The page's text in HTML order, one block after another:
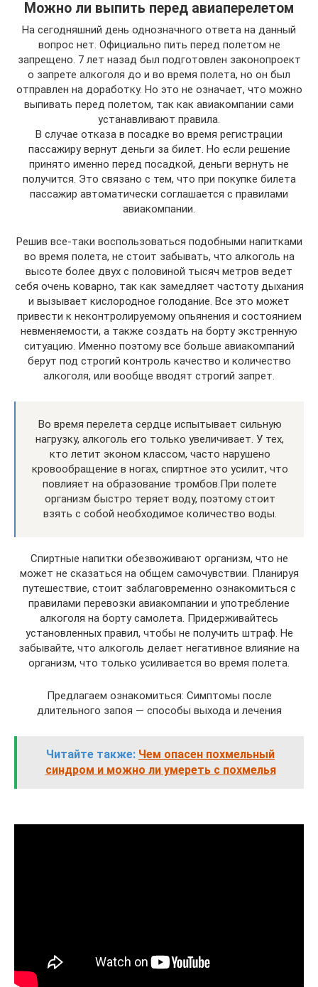
Можно ли выпить перед авиаперелетом
На сегодняшний день однозначного ответа на данный
вопрос нет. Официально пить перед полетом не
запрещено. 7 лет назад был подготовлен законопроект
о запрете алкоголя до и во время полета, но он был
отправлен на доработку. Но это не означает, что можно
выпивать перед полетом, так как авиакомпании сами
устанавливают правила.
В случае отказа в посадке во время регистрации
пассажиру вернут деньги за билет. Но если решение
принято именно перед посадкой, деньги вернуть не
получится. Это связано с тем, что при покупке билета
пассажир автоматически соглашается с правилами
авиакомпании.
Решив все-таки воспользоваться подобными напитками
во время полета, не стоит забывать, что алкоголь на
высоте более двух с половиной тысяч метров ведет
себя очень коварно, так как замедляет частоту дыхания
и вызывает кислородное голодание. Все это может
привести к неконтролируемому опьянения и состоянием
невменяемости, а также создать на борту экстренную
ситуацию. Именно поэтому все больше авиакомпаний
берут под строгий контроль качество и количество
алкоголя, или вообще вводят строгий запрет.
Во время перелета сердце испытывает сильную
нагрузку, алкоголь его только увеличивает. У тех,
кто летит эконом классом, часто нарушено
кровообращение в ногах, спиртное это усилит, что
повлияет на образование тромбов.При полете
организм быстро теряет воду, поэтому стоит
взять с собой необходимое количество воды.
Спиртные напитки обезвоживают организм, что не
может не сказаться на общем самочувствии. Планируя
путешествие, стоит заблаговременно ознакомиться с
правилами перевозки авиакомпании и употребление
алкоголя на борту самолета. Придерживайтесь
установленных правил, чтобы не получить штраф. Не
забывайте, что алкоголь делает негативное влияние на
организм, что только усиливается во время полета.
Предлагаем ознакомиться: Симптомы после
длительного запоя — способы выхода и лечения
Читайте также: Чем опасен похмельный
синдром и можно ли умереть с похмелья